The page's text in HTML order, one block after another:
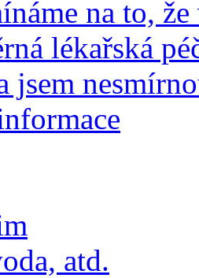
na to,
lékařská
jsem
atd.